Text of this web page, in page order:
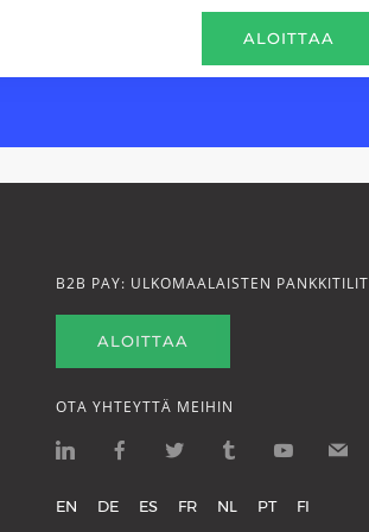
ALOITTAA
B2B PAY: ULKOMAALAISTEN PANKKITILIT
ALOITTAA
OTA YHTEYTTÄ MEIHIN
EN DE ES FR NL PT FI